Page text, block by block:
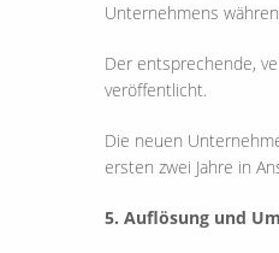
Unternehmens
Der entsprechende,
veröffentlicht.
Die neuen
ersten zwei Jahre in
5. Auflösung und